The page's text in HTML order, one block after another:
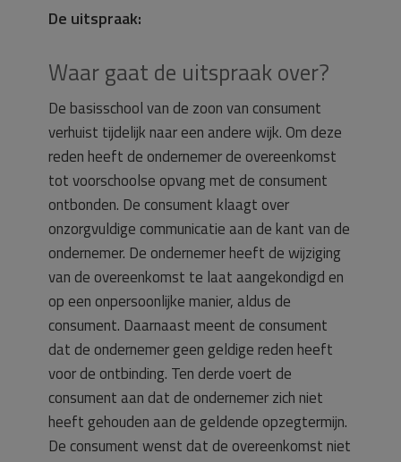
De uitspraak:
Waar gaat de uitspraak over?
De basisschool van de zoon van consument
verhuist tijdelijk naar een andere wijk. Om deze
reden heeft de ondernemer de overeenkomst
tot voorschoolse opvang met de consument
ontbonden. De consument klaagt over
onzorgvuldige communicatie aan de kant van de
ondernemer. De ondernemer heeft de wijziging
van de overeenkomst te laat aangekondigd en
op een onpersoonlijke manier, aldus de
consument. Daarnaast meent de consument
dat de ondernemer geen geldige reden heeft
voor de ontbinding. Ten derde voert de
consument aan dat de ondernemer zich niet
heeft gehouden aan de geldende opzegtermijn.
De consument wenst dat de overeenkomst niet